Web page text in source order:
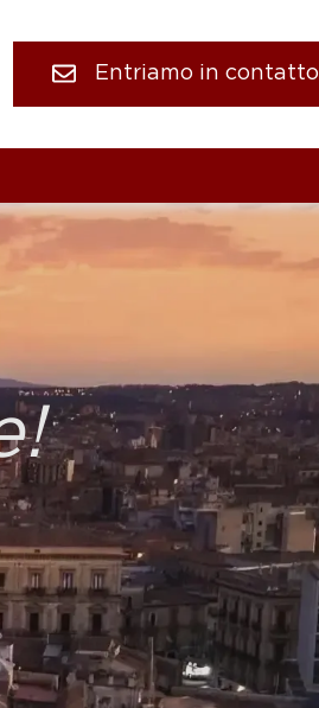
Entriamo in contatto